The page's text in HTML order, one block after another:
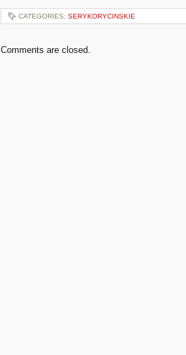
CATEGORIES: SERYKORYCINSKIE
Comments are closed.